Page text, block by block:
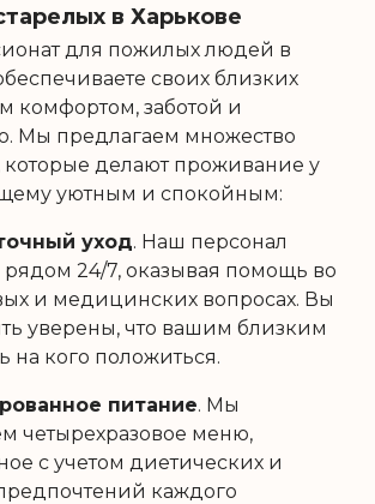
в Харькове
для пожилых людей в
своих близких
комфортом, заботой и
Мы предлагаем множество
делают проживание у
уютным и спокойным:
уход. Наш персонал
рядом 24/7, оказывая помощь во
и медицинских вопросах. Вы
уверены, что вашим близким
на кого положиться.
питание. Мы
четырехразовое меню,
с учетом диетических и
каждого